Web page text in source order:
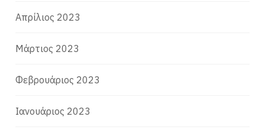
Απρίλιος 2023
Μάρτιος 2023
Φεβρουάριος 2023
Ιανουάριος 2023